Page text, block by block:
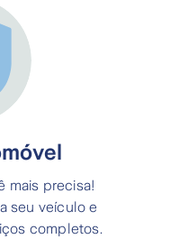
mais precisa!
seu veículo e
completos.